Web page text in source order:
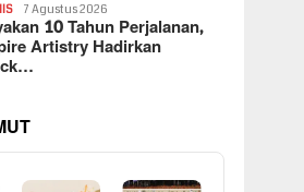
7 Agustus 2026
10 Tahun Perjalanan,
Artistry Hadirkan